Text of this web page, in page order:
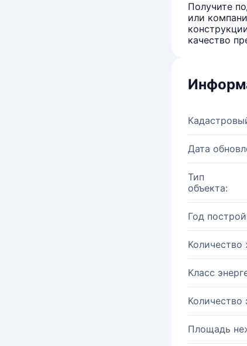
Получите
или
качество
Дата
Тип
объекта:
Год
Класс
Количество
Площадь